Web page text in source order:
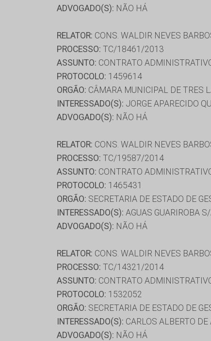
ADVOGADO(S): NÃO HÁ
RELATOR: CONS. WALDIR NEVES
PROCESSO: TC/18461/2013
ASSUNTO: CONTRATO
PROTOCOLO: 1459614
ORGÃO: CÂMARA MUNICIPAL DE TRES
INTERESSADO(S): JORGE APARECIDO
ADVOGADO(S): NÃO HÁ
RELATOR: CONS. WALDIR NEVES
PROCESSO: TC/19587/2014
ASSUNTO: CONTRATO
PROTOCOLO: 1465431
ORGÃO: SECRETARIA DE ESTADO DE
INTERESSADO(S): AGUAS GUARIROBA
ADVOGADO(S): NÃO HÁ
RELATOR: CONS. WALDIR NEVES
PROCESSO: TC/14321/2014
ASSUNTO: CONTRATO
PROTOCOLO: 1532052
ORGÃO: SECRETARIA DE ESTADO DE
INTERESSADO(S): CARLOS ALBERTO
ADVOGADO(S): NÃO HÁ